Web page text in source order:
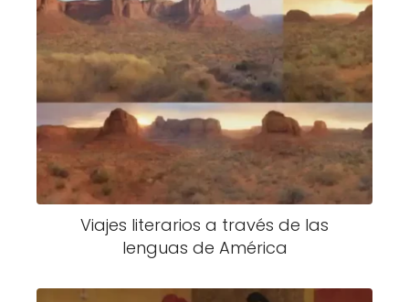
Viajes literarios a través de las
lenguas de América